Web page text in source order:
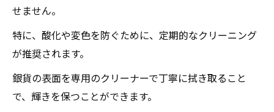
せません。
特に、酸化や変色を防ぐために、定期的なクリーニング
が推奨されます。
銀貨の表面を専用のクリーナーで丁寧に拭き取ること
で、輝きを保つことができます。